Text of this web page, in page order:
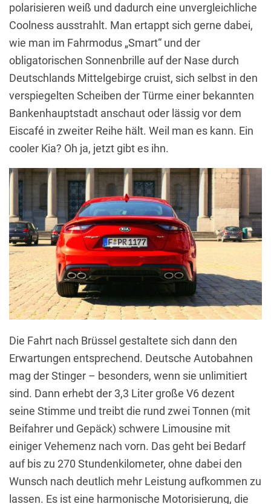
polarisieren weiß und dadurch eine unvergleichliche
Coolness ausstrahlt. Man ertappt sich gerne dabei,
wie man im Fahrmodus „Smart“ und der
obligatorischen Sonnenbrille auf der Nase durch
Deutschlands Mittelgebirge cruist, sich selbst in den
verspiegelten Scheiben der Türme einer bekannten
Bankenhauptstadt anschaut oder lässig vor dem
Eiscafé in zweiter Reihe hält. Weil man es kann. Ein
cooler Kia? Oh ja, jetzt gibt es ihn.
Die Fahrt nach Brüssel gestaltete sich dann den
Erwartungen entsprechend. Deutsche Autobahnen
mag der Stinger – besonders, wenn sie unlimitiert
sind. Dann erhebt der 3,3 Liter große V6 dezent
seine Stimme und treibt die rund zwei Tonnen (mit
Beifahrer und Gepäck) schwere Limousine mit
einiger Vehemenz nach vorn. Das geht bei Bedarf
auf bis zu 270 Stundenkilometer, ohne dabei den
Wunsch nach deutlich mehr Leistung aufkommen zu
lassen. Es ist eine harmonische Motorisierung, die